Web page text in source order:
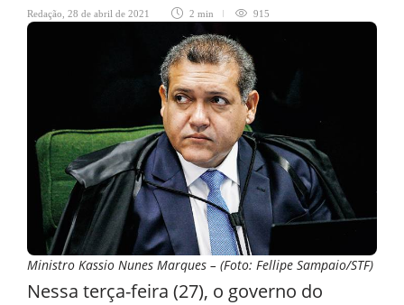
Redação, 28 de abril de 2021 2 min 915
Ministro Kassio Nunes Marques – (Foto: Fellipe Sampaio/STF)
Nessa terça-feira (27), o governo do